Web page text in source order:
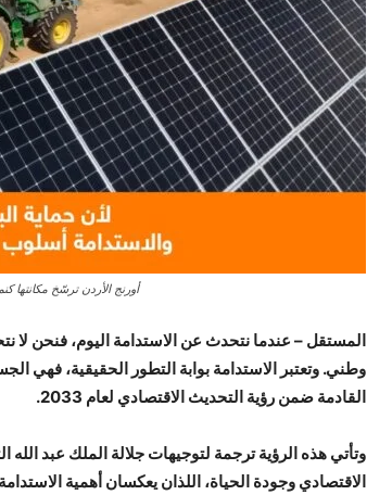
أورنج الأردن ترسّخ مكانتها
المستقل – عندما نتحدث عن الاستدامة اليوم، فنحن
وطني. وتعتبر الاستدامة بوابة التطور الحقيقية، فهي
القادمة ضمن رؤية التحديث الاقتصادي لعام 2033.
وتأتي هذه الرؤية ترجمة لتوجيهات جلالة الملك عبد
الاقتصادي وجودة الحياة، اللذان يعكسان أهمية